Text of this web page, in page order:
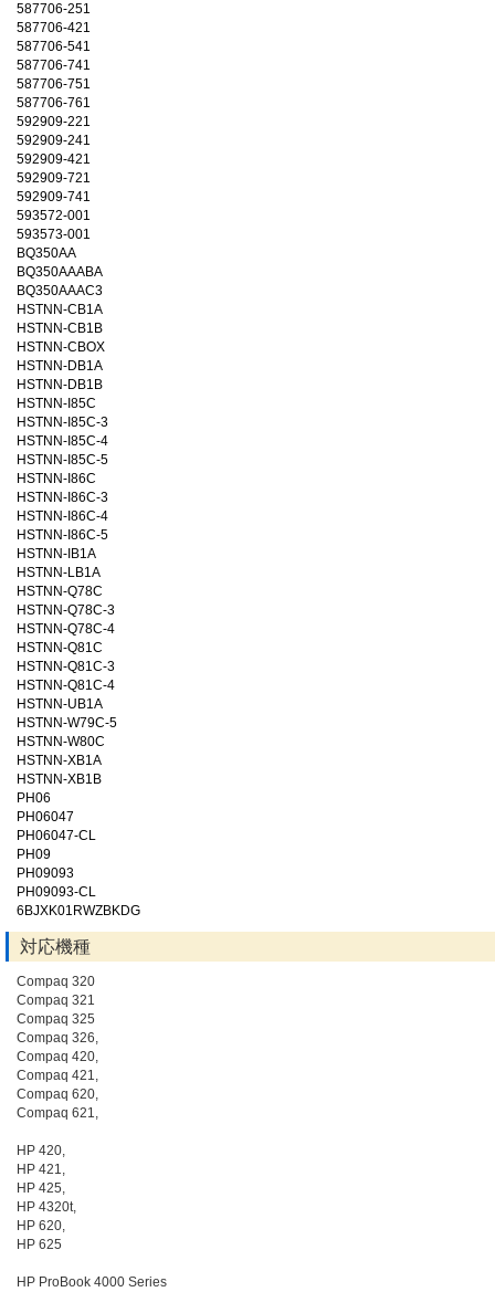
587706-251
587706-421
587706-541
587706-741
587706-751
587706-761
592909-221
592909-241
592909-421
592909-721
592909-741
593572-001
593573-001
BQ350AA
BQ350AAABA
BQ350AAAC3
HSTNN-CB1A
HSTNN-CB1B
HSTNN-CBOX
HSTNN-DB1A
HSTNN-DB1B
HSTNN-I85C
HSTNN-I85C-3
HSTNN-I85C-4
HSTNN-I85C-5
HSTNN-I86C
HSTNN-I86C-3
HSTNN-I86C-4
HSTNN-I86C-5
HSTNN-IB1A
HSTNN-LB1A
HSTNN-Q78C
HSTNN-Q78C-3
HSTNN-Q78C-4
HSTNN-Q81C
HSTNN-Q81C-3
HSTNN-Q81C-4
HSTNN-UB1A
HSTNN-W79C-5
HSTNN-W80C
HSTNN-XB1A
HSTNN-XB1B
PH06
PH06047
PH06047-CL
PH09
PH09093
PH09093-CL
6BJXK01RWZBKDG
対応機種
Compaq 320
Compaq 321
Compaq 325
Compaq 326,
Compaq 420,
Compaq 421,
Compaq 620,
Compaq 621,
HP 420,
HP 421,
HP 425,
HP 4320t,
HP 620,
HP 625
HP ProBook 4000 Series